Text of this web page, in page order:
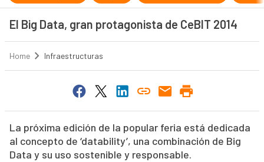
El Big Data, gran protagonista de CeBIT 2014
Home Infraestructuras
La próxima edición de la popular feria está dedicada
al concepto de ‘datability’, una combinación de Big
Data y su uso sostenible y responsable.